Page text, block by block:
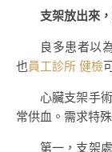
支架放出來
良多患者以
也員工診所 健檢
心臟支架手
常供血。需求特
第一，支架